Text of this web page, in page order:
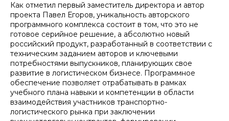
Как отметил первый заместитель директора и автор
проекта Павел Егоров, уникальность авторского
программного комплекса состоит в том, что это не
готовое серийное решение, а абсолютно новый
российский продукт, разработанный в соответствии с
техническим заданием авторов и ключевыми
потребностями выпускников, планирующих свое
развитие в логистическом бизнесе. Программное
обеспечение позволяет отрабатывать в рамках
учебного плана навыки и компетенции в области
взаимодействия участников транспортно-
логистического рынка при заключении